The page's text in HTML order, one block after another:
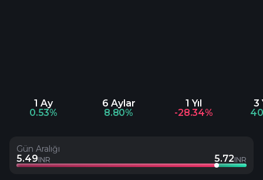
1 Ay
0.53%
6 Aylar
8.80%
1 Yıl
-28.34%
3
Gün Aralığı
5.49INR 5.72INR